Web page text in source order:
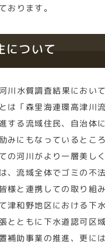
おります。
について
川水質調査結果におい
は「森里海連環高津川
する流域住民、自治体
みにもなっているとこ
の河川がより一層美し
、流域全体でゴミの不
様と連携しての取り組
津和野地区における下
とともに下水道認可区
補助事業の推進、更に